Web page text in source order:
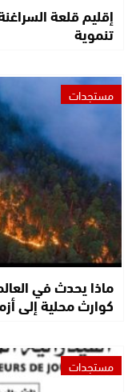
إقليم قلعة
تنموية
مستجدات
ماذا يحدث في
كوارث محلية إلى
مستجدات